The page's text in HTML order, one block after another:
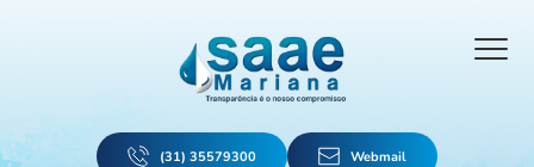
(31) 35579300 Webmail